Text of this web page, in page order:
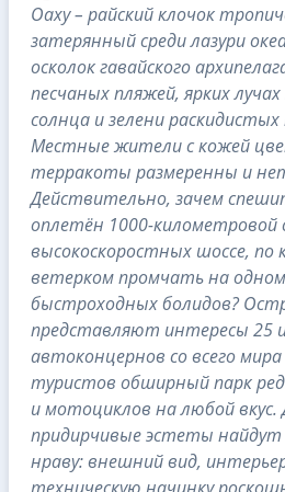
Оаху – райский клочок
затерянный среди лазури
осколок гавайского
песчаных пляжей, ярких
солнца и зелени
Местные жители с кожей
терракоты размеренны и
Действительно, зачем
оплетён 1000-километровой
высокоскоростных шоссе,
ветерком промчать на
быстроходных болидов?
представляют интересы 25
автоконцернов со всего мира
туристов обширный парк
и мотоциклов на любой
придирчивые эстеты найдут
нраву: внешний вид,
техническую начинку